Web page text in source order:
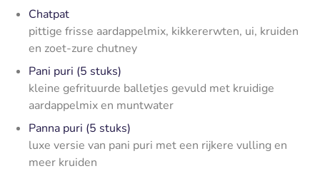
Chatpat
pittige frisse aardappelmix, kikkererwten, ui, kruiden
en zoet-zure chutney
Pani puri (5 stuks)
kleine gefrituurde balletjes gevuld met kruidige
aardappelmix en muntwater
Panna puri (5 stuks)
luxe versie van pani puri met een rijkere vulling en
meer kruiden